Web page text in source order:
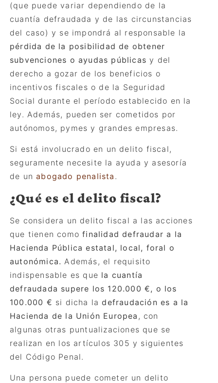
(que puede variar dependiendo de la
cuantía defraudada y de las circunstancias
del caso) y se impondrá al responsable la
pérdida de la posibilidad de obtener
subvenciones o ayudas públicas y del
derecho a gozar de los beneficios o
incentivos fiscales o de la Seguridad
Social durante el período establecido en la
ley. Además, pueden ser cometidos por
autónomos, pymes y grandes empresas.
Si está involucrado en un delito fiscal,
seguramente necesite la ayuda y asesoría
de unabogado penalista .
¿Qué es el delito fiscal?
Se considera un delito fiscal a las acciones
que tienen comofinalidad defraudar a la
Hacienda Pública estatal, local, foral o
autonómica.Además, el requisito
indispensable es que la cuantía
defraudada supere los 120.000 €, o los
100.000 € si dicha ladefraudación es a la
Hacienda de la Unión Europea , con
algunas otras puntualizaciones que se
realizan en los artículos 305 y siguientes
del Código Penal.
Una persona puede cometer un delito